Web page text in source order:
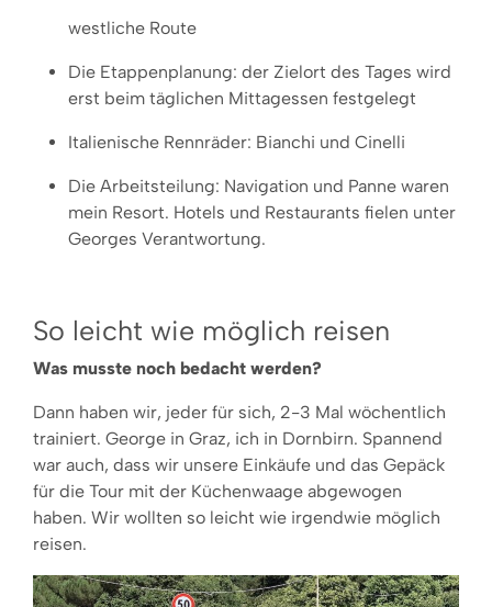
westliche Route
Die Etappenplanung: der Zielort des Tages wird
erst beim täglichen Mittagessen festgelegt
Italienische Rennräder: Bianchi und Cinelli
Die Arbeitsteilung: Navigation und Panne waren
mein Resort. Hotels und Restaurants fielen unter
Georges Verantwortung.
So leicht wie möglich reisen
Was musste noch bedacht werden?
Dann haben wir, jeder für sich, 2-3 Mal wöchentlich
trainiert. George in Graz, ich in Dornbirn. Spannend
war auch, dass wir unsere Einkäufe und das Gepäck
für die Tour mit der Küchenwaage abgewogen
haben. Wir wollten so leicht wie irgendwie möglich
reisen.